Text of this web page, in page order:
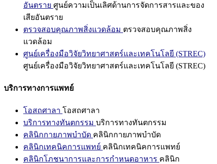
อันตราย ศูนย์ความเป็นเลิศด้านการจัดการสารและของ
เสียอันตราย
ตรวจสอบคุณภาพสิ่งแวดล้อม ตรวจสอบคุณภาพสิ่ง
แวดล้อม
ศูนย์เครื่องมือวิจัยวิทยาศาสตร์และเทคโนโลยี (STREC)
ศูนย์เครื่องมือวิจัยวิทยาศาสตร์และเทคโนโลยี (STREC)
บริการทางการแพทย์
โอสถศาลา โอสถศาลา
บริการทางทันตกรรม บริการทางทันตกรรม
คลินิกกายภาพบำบัด คลินิกกายภาพบำบัด
คลินิกเทคนิคการแพทย์ คลินิกเทคนิคการแพทย์
คลินิกโภชนาการและการกำหนดอาหาร คลินิก